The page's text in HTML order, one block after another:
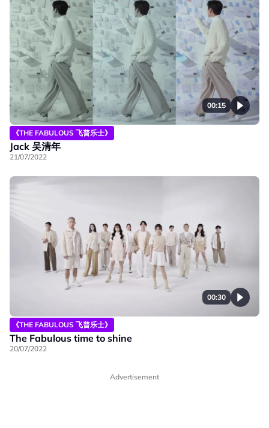
00:15
《THE FABULOUS 飞普乐士》
Jack 吴清年
21/07/2022
00:30
《THE FABULOUS 飞普乐士》
The Fabulous time to shine
20/07/2022
Advertisement